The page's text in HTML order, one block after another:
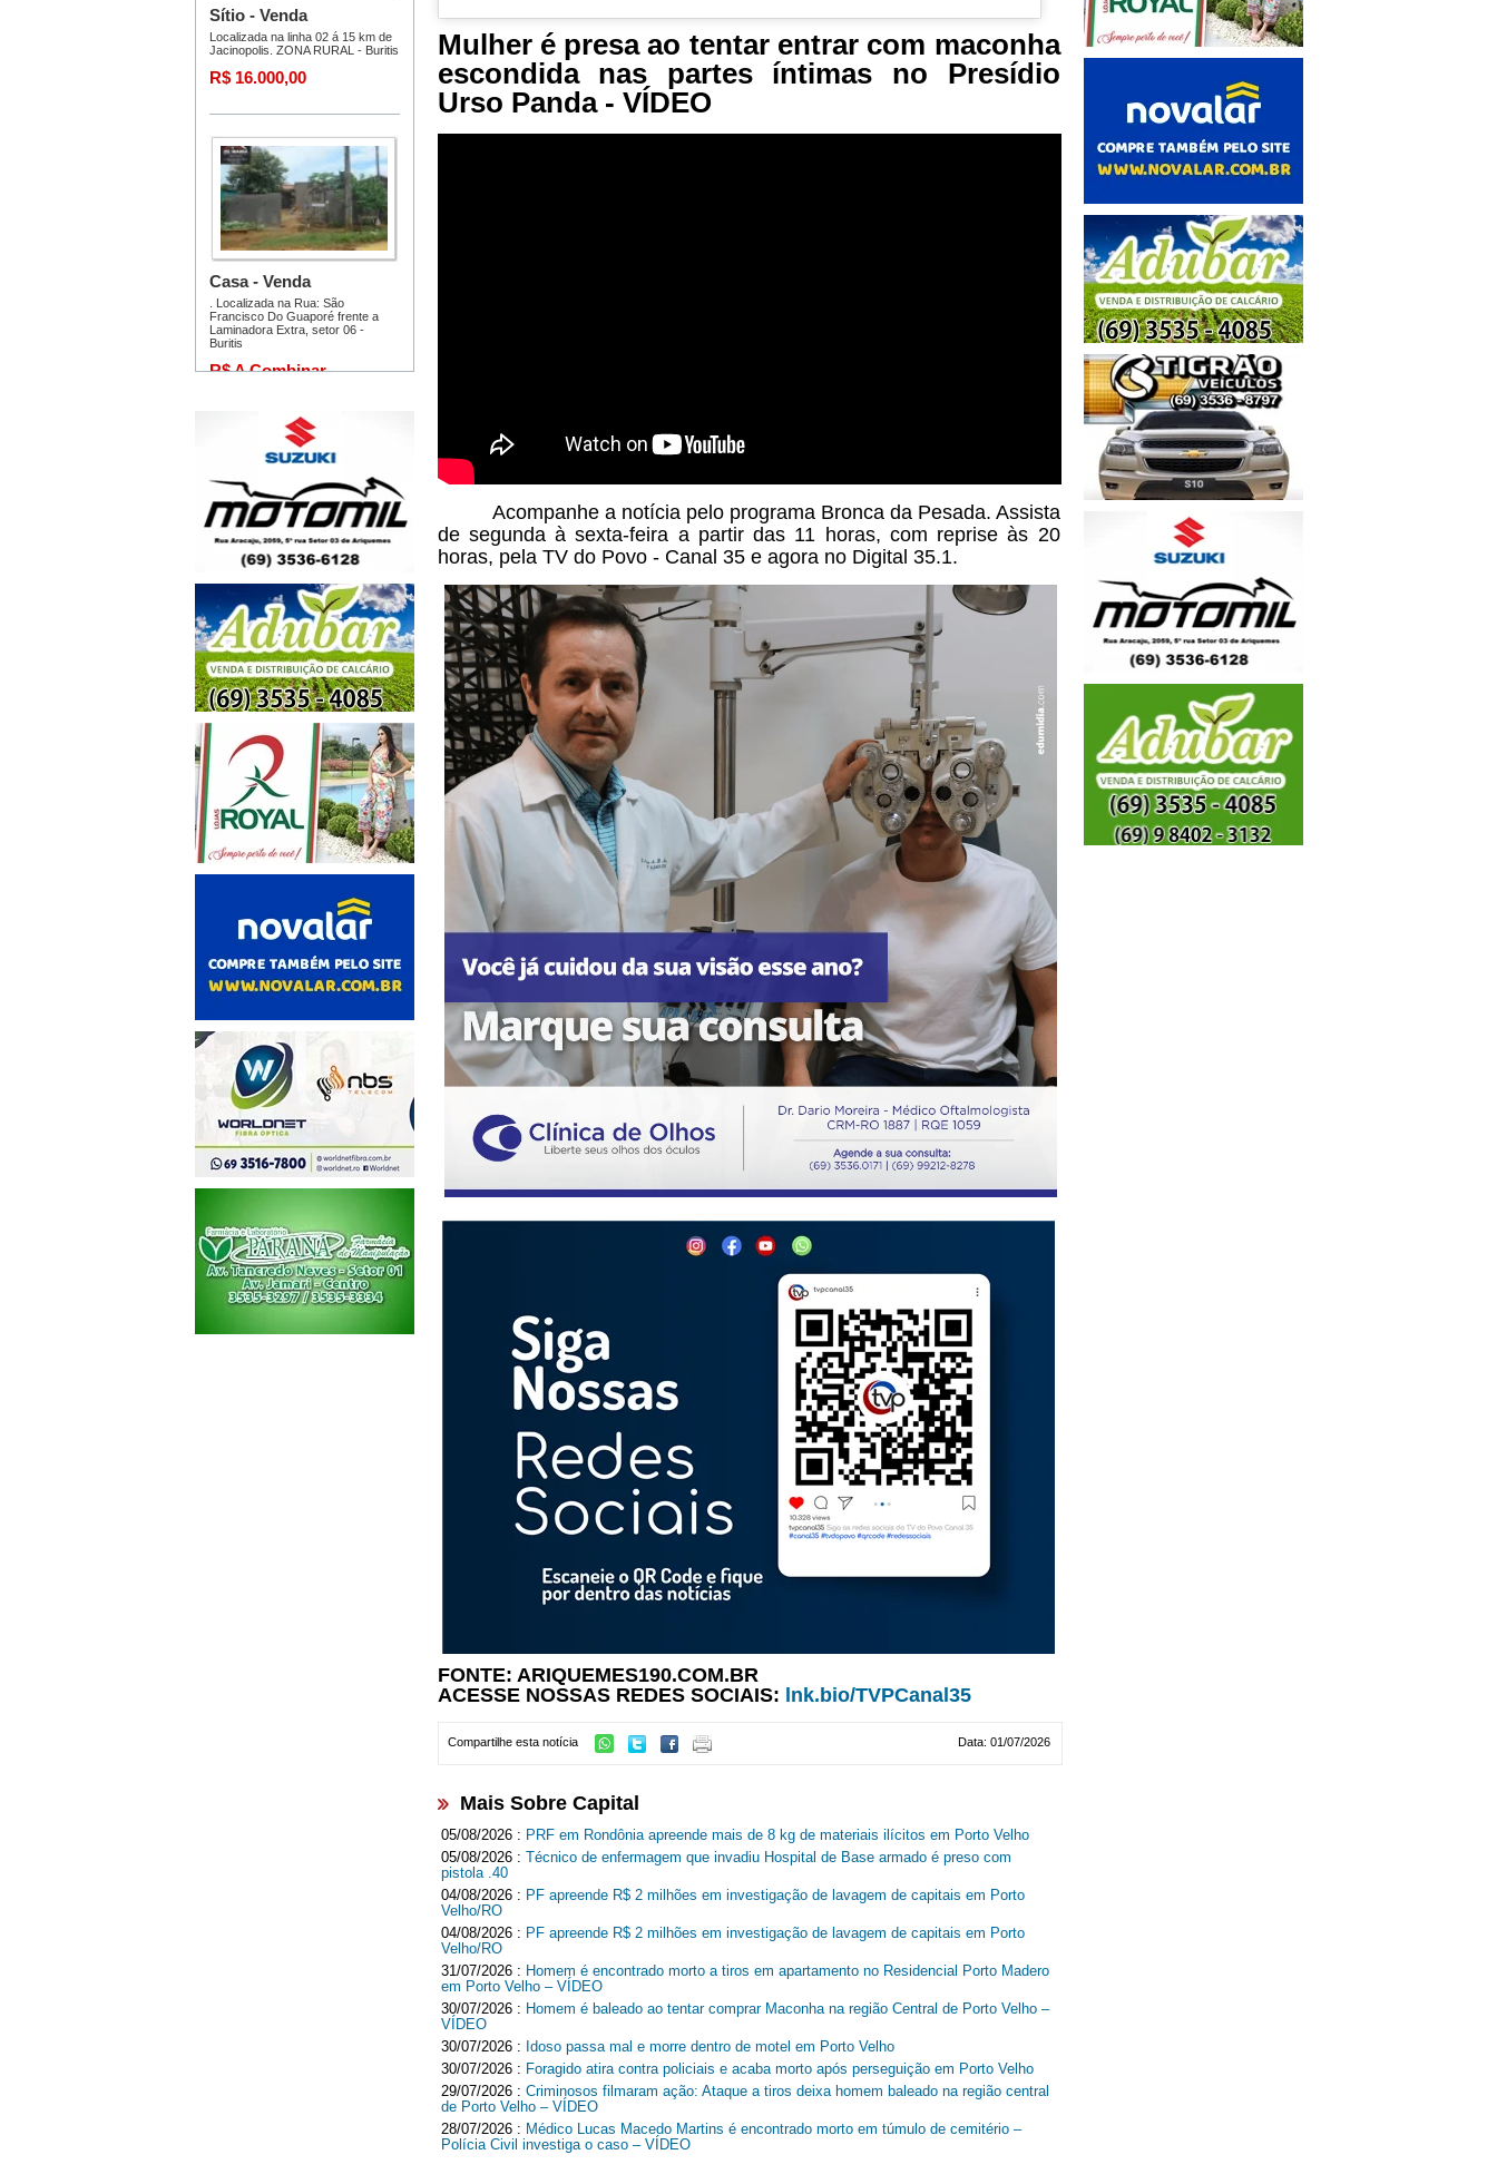
Mulher é presa ao tentar entrar com maconha
escondida nas partes íntimas no Presídio
Urso Panda - VÍDEO
Acompanhe a notícia pelo programaBronca da Pesada. Assista
de segunda à sexta-feira a partir das 11 horas, com reprise às 20
horas, pela TV do Povo - Canal 35 e agora no Digital 35.1.
FONTE: ARIQUEMES190.COM.BR
ACESSE NOSSAS REDES SOCIAIS: lnk.bio/TVPCanal35
Data: 01/07/2026
Compartilhe esta notícia
Mais Sobre Capital
05/08/2026 : PRF em Rondônia apreende mais de 8 kg de materiais ilícitos em Porto Velho
05/08/2026 : Técnico de enfermagem que invadiu Hospital de Base armado é preso com
pistola .40
04/08/2026 : PF apreende R$ 2 milhões em investigação de lavagem de capitais em Porto
Velho/RO
04/08/2026 : PF apreende R$ 2 milhões em investigação de lavagem de capitais em Porto
Velho/RO
31/07/2026 : Homem é encontrado morto a tiros em apartamento no Residencial Porto Madero
em Porto Velho – VÍDEO
30/07/2026 : Homem é baleado ao tentar comprar Maconha na região Central de Porto Velho –
VÍDEO
30/07/2026 : Idoso passa mal e morre dentro de motel em Porto Velho
30/07/2026 : Foragido atira contra policiais e acaba morto após perseguição em Porto Velho
29/07/2026 : Criminosos filmaram ação: Ataque a tiros deixa homem baleado na região central
de Porto Velho – VÍDEO
28/07/2026 : Médico Lucas Macedo Martins é encontrado morto em túmulo de cemitério –
Polícia Civil investiga o caso – VÍDEO